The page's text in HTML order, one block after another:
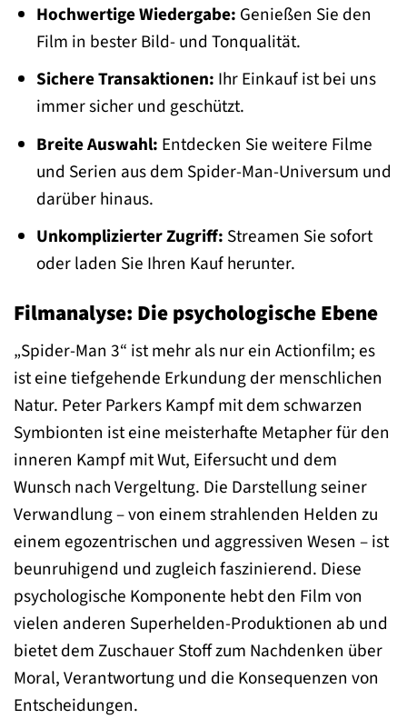
Hochwertige Wiedergabe: Genießen Sie den
Film in bester Bild- und Tonqualität.
Sichere Transaktionen: Ihr Einkauf ist bei uns
immer sicher und geschützt.
Breite Auswahl: Entdecken Sie weitere Filme
und Serien aus dem Spider-Man-Universum und
darüber hinaus.
Unkomplizierter Zugriff: Streamen Sie sofort
oder laden Sie Ihren Kauf herunter.
Filmanalyse: Die psychologische Ebene
„Spider-Man 3“ ist mehr als nur ein Actionfilm; es
ist eine tiefgehende Erkundung der menschlichen
Natur. Peter Parkers Kampf mit dem schwarzen
Symbionten ist eine meisterhafte Metapher für den
inneren Kampf mit Wut, Eifersucht und dem
Wunsch nach Vergeltung. Die Darstellung seiner
Verwandlung – von einem strahlenden Helden zu
einem egozentrischen und aggressiven Wesen – ist
beunruhigend und zugleich faszinierend. Diese
psychologische Komponente hebt den Film von
vielen anderen Superhelden-Produktionen ab und
bietet dem Zuschauer Stoff zum Nachdenken über
Moral, Verantwortung und die Konsequenzen von
Entscheidungen.